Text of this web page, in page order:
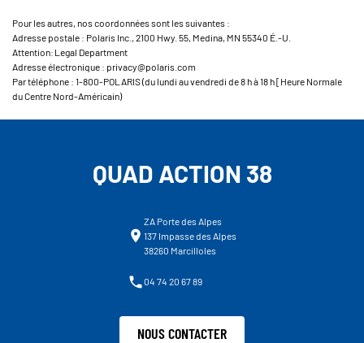
Pour les autres, nos coordonnées sont les suivantes :
Adresse postale : Polaris Inc., 2100 Hwy. 55, Medina, MN 55340 É.-U.
Attention: Legal Department
Adresse électronique : privacy@polaris.com
Par téléphone : 1-800-POLARIS (du lundi au vendredi de 8 h à 18 h [Heure Normale
du Centre Nord-Américain)
QUAD ACTION 38
ZA Porte des Alpes
137 Impasse des Alpes
38260 Marcilloles
04 74 20 67 89
NOUS CONTACTER